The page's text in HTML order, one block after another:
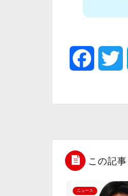
b t
e
この記
ニュース